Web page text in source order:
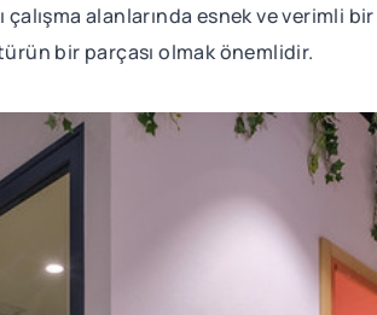
alanlarında esnek ve verimli
bir parçası olmak önemlidir.